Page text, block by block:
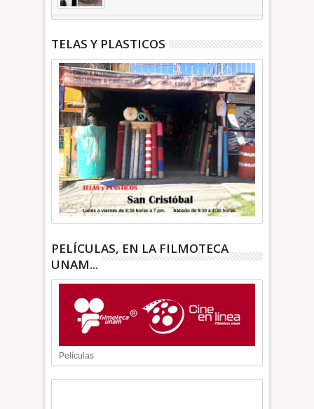
TELAS Y PLASTICOS
PELÍCULAS, EN LA FILMOTECA
UNAM...
Películas